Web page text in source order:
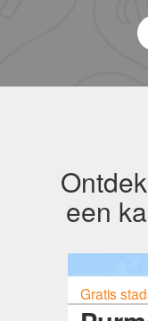
een
Gratis